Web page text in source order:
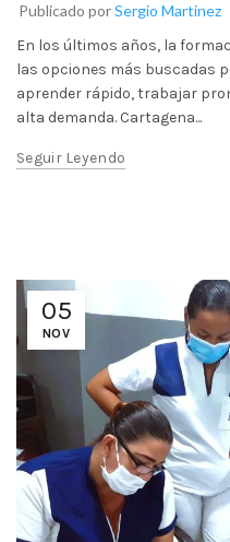
Publicado porSergio Martinez
En los últimos años, la
las opciones más buscadas
aprender rápido, trabajar
alta demanda. Cartagena...
Seguir Leyendo
05
NOV